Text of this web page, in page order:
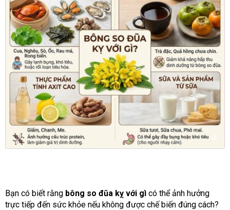
Bạn có biết rằng bông so đũa kỵ với gì có thể ảnh hưởng
trực tiếp đến sức khỏe nếu không được chế biến đúng cách?